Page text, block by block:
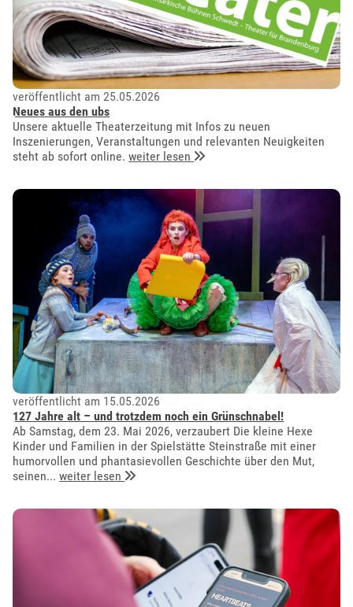
veröffentlicht am 25.05.2026
Neues aus den ubs
Unsere aktuelle Theaterzeitung mit Infos zu neuen
Inszenierungen, Veranstaltungen und relevanten Neuigkeiten
steht ab sofort online.weiter lesen
veröffentlicht am 15.05.2026
127 Jahre alt – und trotzdem noch ein Grünschnabel!
Ab Samstag, dem 23. Mai 2026, verzaubert Die kleine Hexe
Kinder und Familien in der Spielstätte Steinstraße mit einer
humorvollen und phantasievollen Geschichte über den Mut,
seinen...weiter lesen